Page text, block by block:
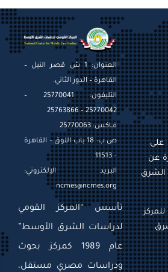
العنوان: 1 ش قصر النيل –
القاهرة – الدور الثاني.
التليفون: 25770041 –
25770042 – 25763866
فـاكس: 25770063
ص.ب: 18 باب اللوق – القاهرة
– 11513
البريد الإلكتروني:
ncmes@ncmes.org
تأسس “المركز القومي
لدراسات الشرق الأوسط”
عام 1989 كمركز بحوث
ودراسات مصري مستقل،
على
عن
الشرق